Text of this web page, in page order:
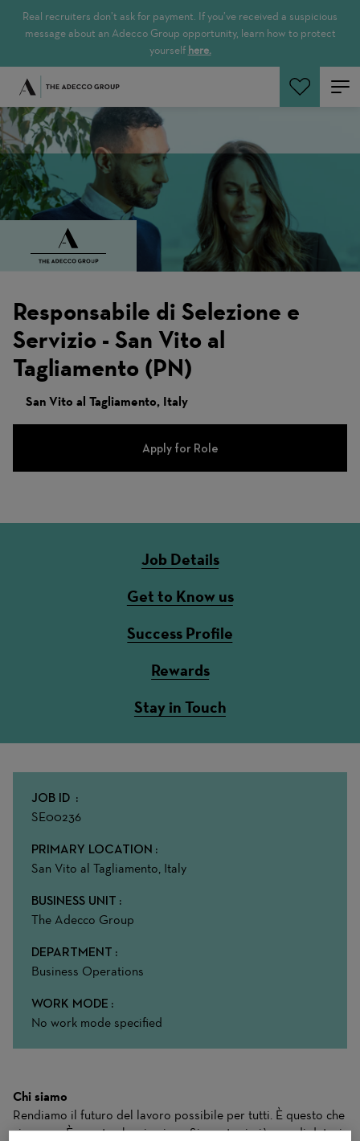
Real recruiters don’t ask for payment. If you’ve received a suspicious
message about an Adecco Group opportunity, learn how to protect
yourself here.
Search Jobs
Responsabile di Selezione e
Servizio - San Vito al
Tagliamento (PN)
San Vito al Tagliamento, Italy
Apply for Role
Job Details
Get to Know us
Success Profile
Rewards
Stay in Touch
JOB ID
SE00236
PRIMARY LOCATION
San Vito al Tagliamento, Italy
BUSINESS UNIT
The Adecco Group
DEPARTMENT
Business Operations
WORK MODE
No work mode specified
Chi siamo
Rendiamo il futuro del lavoro possibile per tutti. È questo che
ci muove. È questo che ci unisce. Siamo tra i più grandi datori